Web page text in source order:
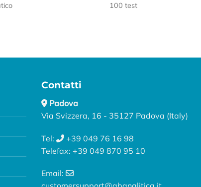
100 test
Contatti
Padova
Via Svizzera, 16 - 35127 Padova (Italy)
Tel:
+39 049 76 16 98
Telefax: +39 049 870 95 10
Email: